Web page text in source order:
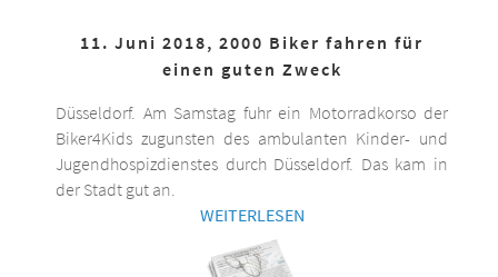
11. Juni 2018, 2000 Biker fahren für
einen guten Zweck
Düsseldorf. Am Samstag fuhr ein Motorradkorso der
Biker4Kids zugunsten des ambulanten Kinder- und
Jugendhospizdienstes durch Düsseldorf. Das kam in
der Stadt gut an.
WEITERLESEN